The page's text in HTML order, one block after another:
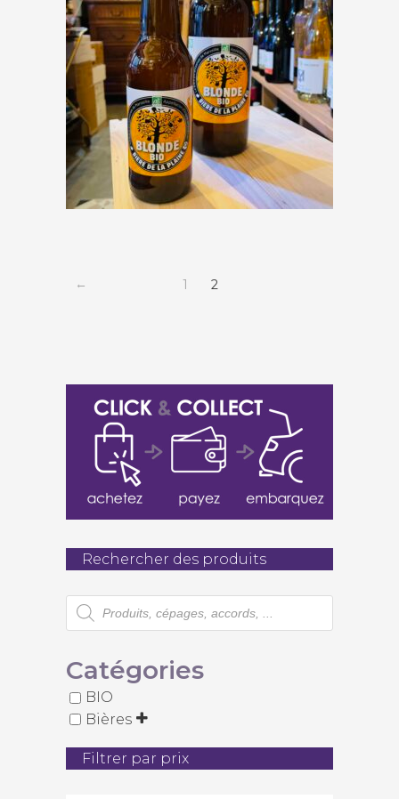
Brasserie de la Plaine « Blonde »
€3,50
← 1 2
Rechercher des produits
Recherche
de
produits
Catégories
BIO
Bières
Filtrer par prix